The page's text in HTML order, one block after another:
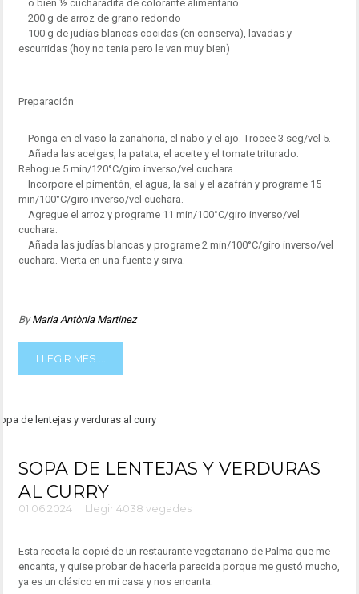
o bien ½ cucharadita de colorante alimentario
200 g de arroz de grano redondo
100 g de judías blancas cocidas (en conserva), lavadas y
escurridas (hoy no tenia pero le van muy bien)
Preparación
Ponga en el vaso la zanahoria, el nabo y el ajo. Trocee 3 seg/vel 5.
Añada las acelgas, la patata, el aceite y el tomate triturado.
Rehogue 5 min/120°C/giro inverso/vel cuchara.
Incorpore el pimentón, el agua, la sal y el azafrán y programe 15
min/100°C/giro inverso/vel cuchara.
Agregue el arroz y programe 11 min/100°C/giro inverso/vel
cuchara.
Añada las judías blancas y programe 2 min/100°C/giro inverso/vel
cuchara. Vierta en una fuente y sirva.
ByMaria Antònia Martinez
LLEGIR MÉS ...
SOPA DE LENTEJAS Y VERDURAS
AL CURRY
01.06.2024 Llegir 4038 vegades
Esta receta la copié de un restaurante vegetariano de Palma que me
encanta, y quise probar de hacerla parecida porque me gustó mucho,
ya es un clásico en mi casa y nos encanta.